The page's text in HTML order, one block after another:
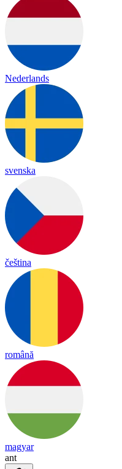
Nederlands
svenska
čeština
română
magyar
ant